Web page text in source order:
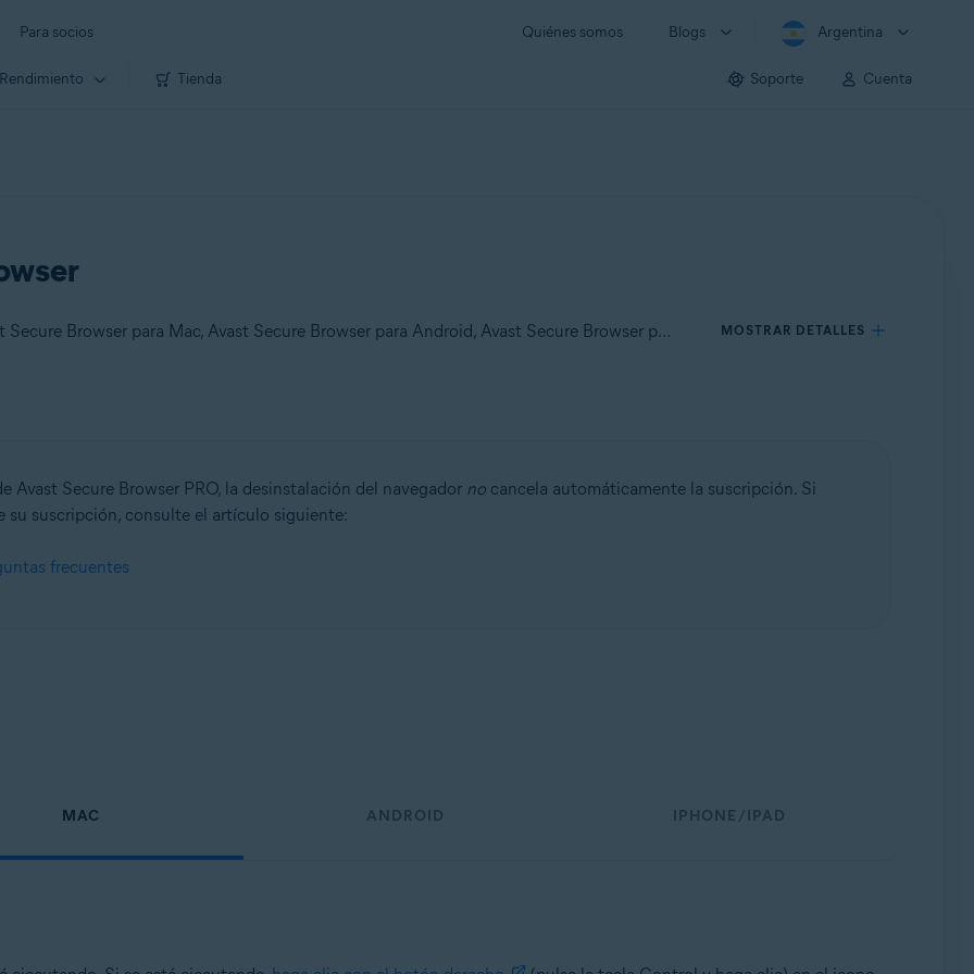
Para socios Quiénes somos Blogs Argentina
Rendimiento Tienda Soporte Cuenta
Se aplica a Avast Secure Browser para Windows, Avast Secure Browser para Mac, Avast Secure Browser para Android, Avast Secure Browser para iOS MOSTRAR DETALLES
Avast Secure Browser PRO, la desinstalación del navegador nocancela automáticamente la suscripción. Si
su suscripción, consulte el artículo siguiente:
frecuentes
MAC ANDROID IPHONE/IPAD